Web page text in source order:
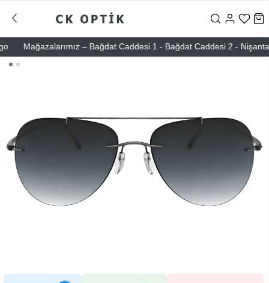
Mağazalarımız – Bağdat Caddesi 1 - Bağdat Caddesi 2 - Nişantaşı –